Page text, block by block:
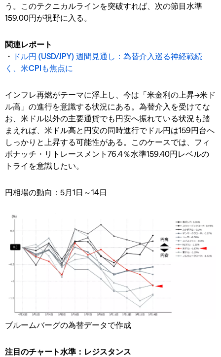
う。このテクニカルラインを突破すれば、次の節目水準
159.00円が視野に入る。
関連レポート
・ ドル円 (USD/JPY) 週間見通し：為替介入巡る神経戦続
く、米CPIも焦点に
インフレ再燃がテーマに浮上し、今は「米金利の上昇→米ド
ル高」の進行を意識する状況にある。為替介入を受けてな
お、米ドル以外の主要通貨でも円安へ振れている状況も踏
まえれば、米ドル高と円安の同時進行でドル円は159円台へ
しっかりと上昇する可能性がある。このケースでは、フィ
ボナッチ・リトレースメント76.4％水準159.40円レベルの
トライを意識したい。
円相場の動向：5月1日～14日
ブルームバーグの為替データで作成
注目のチャート水準：レジスタンス